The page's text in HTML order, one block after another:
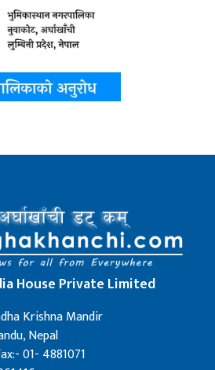
House Private Limited
Krishna Mandir
Nepal
01- 4881071